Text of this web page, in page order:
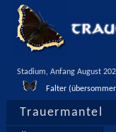
Stadium, Anfang August
Falter
Trauermantel